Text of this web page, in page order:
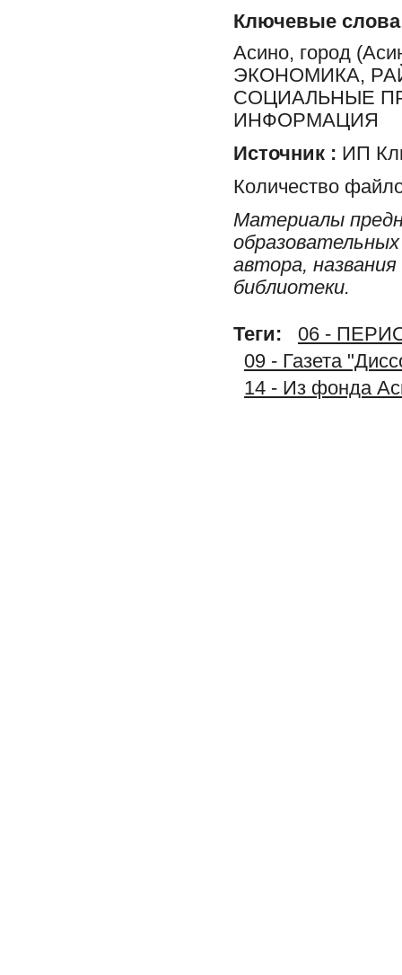
Ключевые слова
Асино, город
ЭКОНОМИКА,
СОЦИАЛЬНЫЕ
ИНФОРМАЦИЯ
Источник : ИП
Количество
Материалы
автора,
библиотеки.
Теги:
06 -
09 - Газета
14 - Из фонда